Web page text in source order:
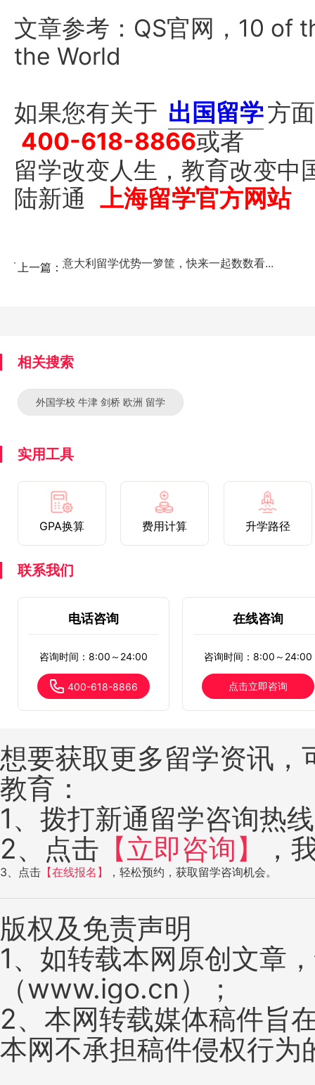
文章参考：QS官网，10 of
the World
如果您有关于 出国留学方
400-618-8866或者
留学改变人生，教育改变中
陆新通 上海留学官方网站
上一篇： 意大利留学优势一箩筐，快来一起数数看...
相关搜索
外国学校 牛津 剑桥 欧洲 留学
实用工具
GPA换算 费用计算 升学路径
联系我们
电话咨询
咨询时间：8:00～24:00
400-618-8866
在线咨询
咨询时间：8:00～24:00
点击立即咨询
想要获取更多留学资讯
教育：
1、拨打新通留学咨询热
2、点击 【立即咨询】 ，
3、点击 【在线报名】 ，轻松预约，获取留学咨询机会。
版权及免责声明
1、如转载本网原创文章
（www.igo.cn）；
2、本网转载媒体稿件旨
本网不承担稿件侵权行为